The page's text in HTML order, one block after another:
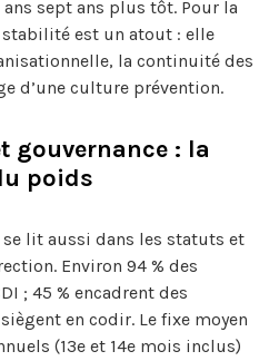
sept ans plus tôt. Pour la
est un atout : elle
la continuité des
d’une culture prévention.
gouvernance : la
poids
lit aussi dans les statuts et
Environ 94 % des
; 45 % encadrent des
en codir. Le fixe moyen
(13e et 14e mois inclus)